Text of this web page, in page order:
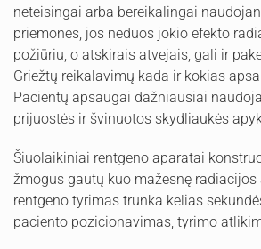
neteisingai arba bereikalingai
priemones, jos neduos jokio efekto
požiūriu, o atskirais atvejais, gali ir
Griežtų reikalavimų kada ir kokias
Pacientų apsaugai dažniausiai
prijuostės ir švinuotos skydliaukės
Šiuolaikiniai rentgeno aparatai
žmogus gautų kuo mažesnę radiacijos
rentgeno tyrimas trunka kelias
paciento pozicionavimas, tyrimo